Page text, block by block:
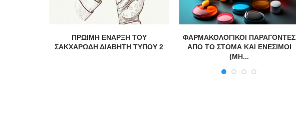
ΠΡΩΙΜΗ ΕΝΑΡΞΗ ΤΟΥ
ΣΑΚΧΑΡΩΔΗ ΔΙΑΒΗΤΗ ΤΥΠΟΥ 2
ΦΑΡΜΑΚΟΛΟΓΙΚΟΙ ΠΑΡΑΓΟΝΤΕΣ
ΑΠΟ ΤΟ ΣΤΟΜΑ ΚΑΙ ΕΝΕΣΙΜΟΙ
(ΜΗ...